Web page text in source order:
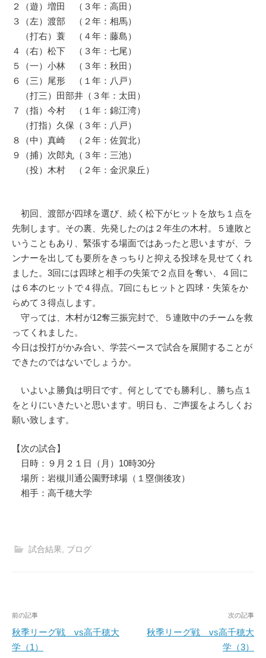
２（遊）増田 （３年：高田）
３（左）渡部 （２年：相馬）
（打右）蓑 （４年：藤島）
４（右）松下 （３年：七尾）
５（一）小林 （３年：秋田）
６（三）尾形 （１年：八戸）
（打三）田部井（３年：太田）
７（指）今村 （１年：錦江湾）
（打指）久保（３年：八戸）
８（中）真崎 （２年：佐賀北）
９（捕）次郎丸（３年：三池）
（投）木村 （２年：金沢泉丘）
初回、渡部が四球を選び、続く松下がヒットを放ち１点を
先制します。その裏、先発したのは２年生の木村。５連敗と
いうこともあり、緊張する場面ではあったと思いますが、ラ
ンナーを出しても要所をきっちりと抑える投球を見せてくれ
ました。3回には四球と相手の失策で２点目を奪い、４回に
は６本のヒットで４得点。7回にもヒットと四球・失策をか
らめて３得点します。
守っては、木村が12奪三振完封で、５連敗中のチームを救
ってくれました。
今日は投打がかみ合い、学芸ペースで試合を展開することが
できたのではないでしょうか。
いよいよ勝負は明日です。何としてでも勝利し、勝ち点１
をとりにいきたいと思います。明日も、ご声援をよろしくお
願い致します。
【次の試合】
日時：９月２１日（月）10時30分
場所：岩槻川通公園野球場（１塁側後攻）
相手：高千穂大学
試合結果, ブログ
投
稿
ナ
前の記事
秋季リーグ戦 vs高千穂大
学（1）
次の記事
秋季リーグ戦 vs高千穂大
学（3）